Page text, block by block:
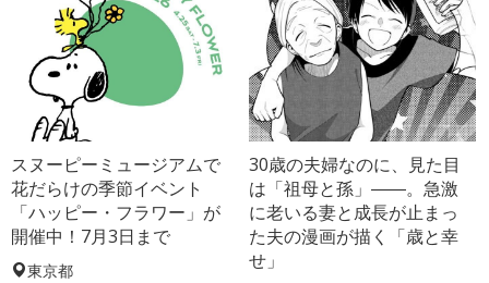
スヌーピーミュージアムで
花だらけの季節イベント
「ハッピー・フラワー」が
開催中！7月3日まで
東京都
30歳の夫婦なのに、見た目
は「祖母と孫」――。急激
に老いる妻と成長が止まっ
た夫の漫画が描く「歳と幸
せ」